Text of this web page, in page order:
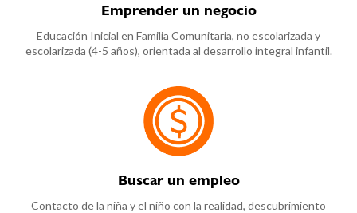
Emprender un negocio
Educación Inicial en Familia Comunitaria, no escolarizada y
escolarizada (4-5 años), orientada al desarrollo integral infantil.
Buscar un empleo
Contacto de la niña y el niño con la realidad, descubrimiento